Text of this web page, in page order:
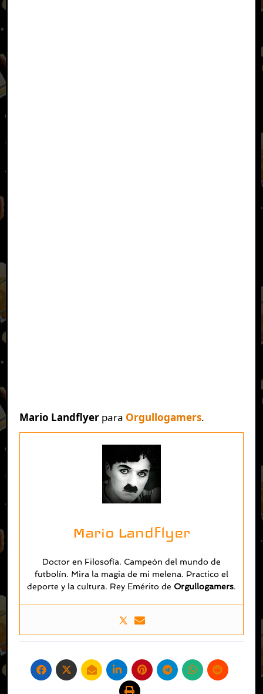
Mario Landflyerpara Orgullogamers.
Mario Landflyer
Doctor en Filosofía. Campeón del mundo de
futbolín. Mira la magia de mi melena. Practico el
deporte y la cultura. Rey Emérito de Orgullogamers.